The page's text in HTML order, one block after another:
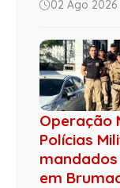
02 Ago 2026
Operação
Polícias
em